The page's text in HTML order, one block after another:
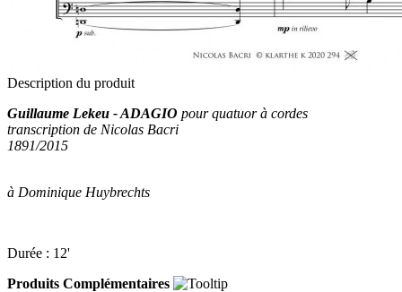
Description du produit
Guillaume Lekeu - ADAGIO pour quatuor à cordes
transcription de Nicolas Bacri
1891/2015
à Dominique Huybrechts
Durée : 12'
Produits Complémentaires